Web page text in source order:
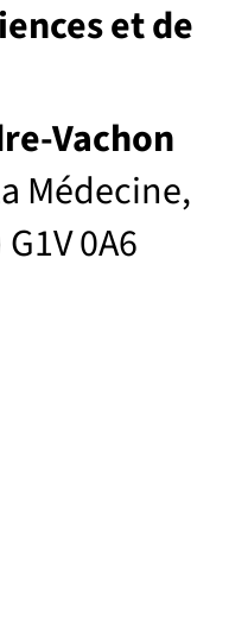
Vachon
Médecine,
0A6
et de